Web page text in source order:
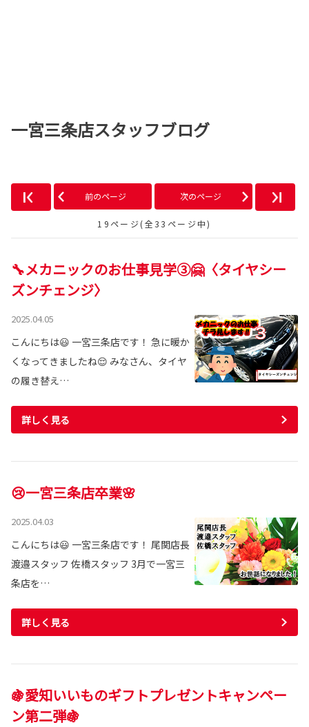
一宮三条店スタッフブログ
前のページ 次のページ
19ページ(全33ページ中)
🔧メカニックのお仕事見学③🤗〈タイヤシー
ズンチェンジ〉
2025.04.05
こんにちは😃 一宮三条店です！ 急に暖か
くなってきましたね😌 みなさん、タイヤ
の履き替え…
詳しく見る
😢一宮三条店卒業🌸
2025.04.03
こんにちは😃 一宮三条店です！ 尾関店長
渡邉スタッフ 佐橋スタッフ 3月で一宮三
条店を…
詳しく見る
🍇愛知いいものギフトプレゼントキャンペー
ン第二弾🍇